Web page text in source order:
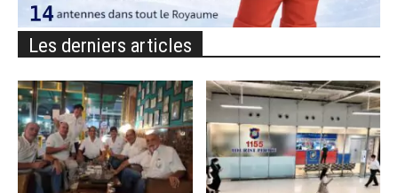
Les derniers articles